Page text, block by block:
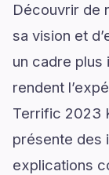
Découvrir de
sa vision et
un cadre plus
rendent
Terrific 2023
présente des
explications